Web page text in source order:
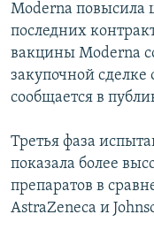
Moderna повысила
последних
вакцины Moderna
закупочной сделке
сообщается в
Третья фаза
показала более
препаратов в
AstraZeneca и